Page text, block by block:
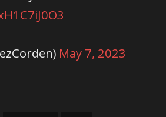
May 7, 2023